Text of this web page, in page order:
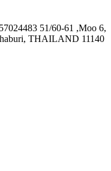
51/60-61 ,Moo 6,
THAILAND 11140